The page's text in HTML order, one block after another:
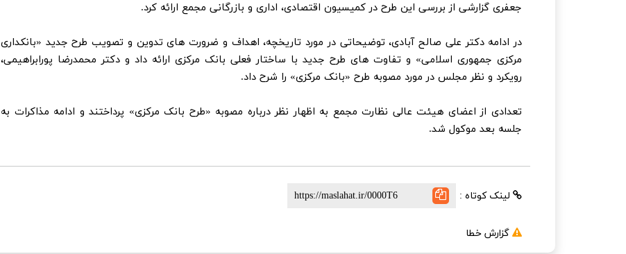
جعفری گزارشی از بررسی این طرح در کمیسیون اقتصادی، اداری و بازرگانی مجمع ارائه کرد.
در ادامه دکتر علی صالح آبادی، توضیحاتی در مورد تاریخچه، اهداف و ضرورت های تدوین و تصویب طرح جدید «بانکداری
مرکزی جمهوری اسلامی» و تفاوت های طرح جدید با ساختار فعلی بانک مرکزی ارائه داد و دکتر محمدرضا پورابراهیمی،
رویکرد و نظر مجلس در مورد مصوبه طرح «بانک مرکزی» را شرح داد.
تعدادی از اعضای هیئت عالی نظارت مجمع به اظهار نظر درباره مصوبه «طرح بانک مرکزی» پرداختند و ادامه مذاکرات به
جلسه بعد موکول شد.
لینک کوتاه :
گزارش خطا